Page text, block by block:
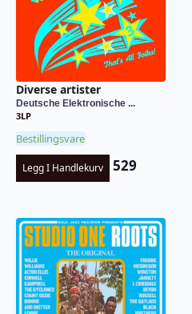
Diverse artister
Deutsche Elektronische ...
3LP
Bestillingsvare
Legg I Handlekurv 529